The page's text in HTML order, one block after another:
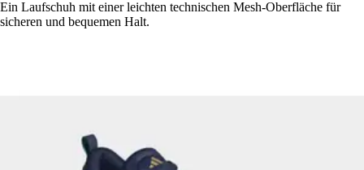
Ein Laufschuh mit einer leichten technischen Mesh-Oberfläche für
sicheren und bequemen Halt.